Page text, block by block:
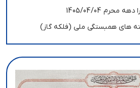
1405/04/04
های همبستگی ملی (فلکه گاز)